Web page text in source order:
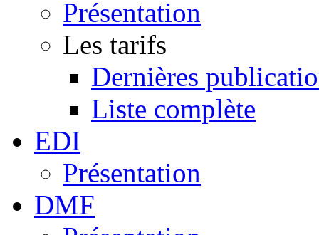
Présentation
Les tarifs
Dernières
Liste complète
EDI
Présentation
DMF